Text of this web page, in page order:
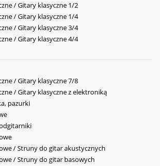
/ Gitary klasyczne 1/2
/ Gitary klasyczne 1/4
/ Gitary klasyczne 3/4
/ Gitary klasyczne 4/4
/ Gitary klasyczne 7/8
/ Gitary klasyczne z elektroniką
pazurki
/ Struny do gitar akustycznych
/ Struny do gitar basowych